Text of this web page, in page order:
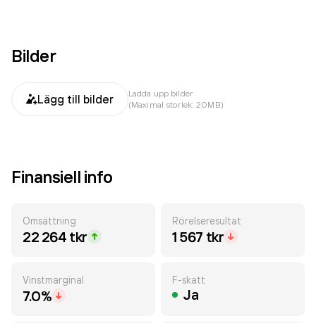
Bilder
Lägg till bilder
Ladda upp bilder
(Maximal storlek: 20MB)
Finansiell info
Omsättning
22 264 tkr
Rörelseresultat
1 567 tkr
Vinstmarginal
7.0%
F-skatt
Ja